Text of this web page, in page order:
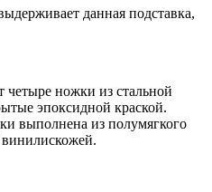
данная подставка,
четыре ножки из стальной
эпоксидной краской.
выполнена из полумягкого
винилискожей.